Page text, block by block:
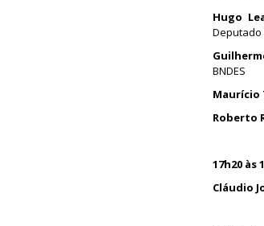
Hugo
Deputado
BNDES
Maurício
Roberto
17h20 às
Cláudio